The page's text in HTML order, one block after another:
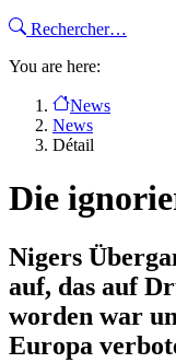
Rechercher…
You are here:
News
News
Détail
Die
Nigers
auf, das auf
worden war
Europa